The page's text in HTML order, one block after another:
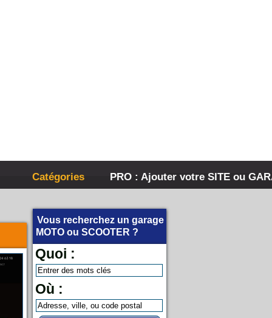
Catégories PRO : Ajouter votre SITE ou
Vous recherchez un garage
MOTO ou SCOOTER ?
Quoi :
Où :